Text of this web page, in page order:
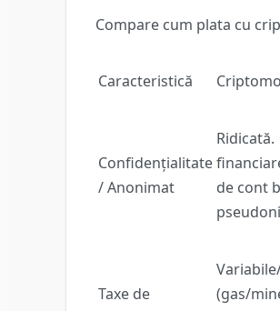
Compare cum plata cu
Caracteristică
Confidențialitate
/ Anonimat
Ridicată.
de cont
Taxe de
(gas/